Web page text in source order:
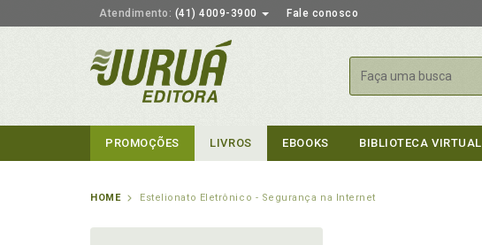
Atendimento: (41) 4009-3900 Fale conosco
Buscar
PROMOÇÕES LIVROS EBOOKS BIBLIOTECA VIRTUAL
HOME Estelionato Eletrônico - Segurança na Internet